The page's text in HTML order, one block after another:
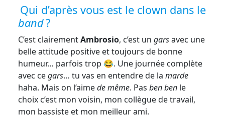
Qui d’après vous est le clown dans le
band?
C’est clairementAmbrosio, c’est un garsavec une
belle attitude positive et toujours de bonne
humeur… parfois trop 😂. Une journée complète
avec cegars… tu vas en entendre de la marde
haha. Mais on l’aimede même. Pas ben ben le
choix c’est mon voisin, mon collègue de travail,
mon bassiste et mon meilleur ami.